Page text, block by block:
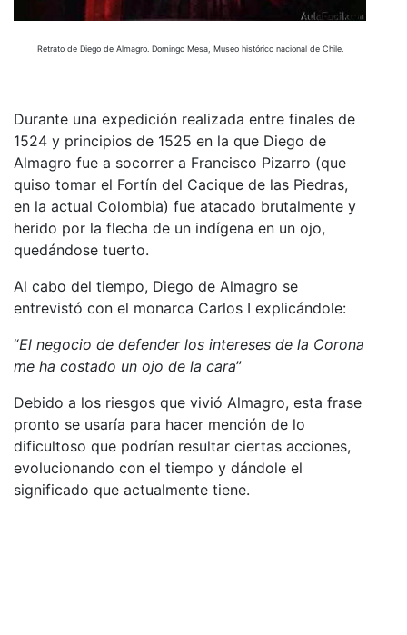
Retrato de Diego de Almagro. Domingo Mesa, Museo histórico nacional de Chile.
Durante una expedición realizada entre finales de
1524 y principios de 1525 en la que Diego de
Almagro fue a socorrer a Francisco Pizarro (que
quiso tomar el Fortín del Cacique de las Piedras,
en la actual Colombia) fue atacado brutalmente y
herido por la flecha de un indígena en un ojo,
quedándose tuerto.
Al cabo del tiempo, Diego de Almagro se
entrevistó con el monarca Carlos I explicándole:
“El negocio de defender los intereses de la Corona
me ha costado un ojo de la cara”
Debido a los riesgos que vivió Almagro, esta frase
pronto se usaría para hacer mención de lo
dificultoso que podrían resultar ciertas acciones,
evolucionando con el tiempo y dándole el
significado que actualmente tiene.